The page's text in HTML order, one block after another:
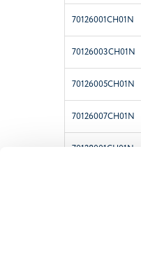
70126001CH01N
70126003CH01N
70126005CH01N
70126007CH01N
70128001CH01N